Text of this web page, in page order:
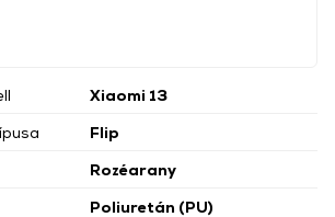
Xiaomi 13
Flip
Rozéarany
Poliuretán (PU)